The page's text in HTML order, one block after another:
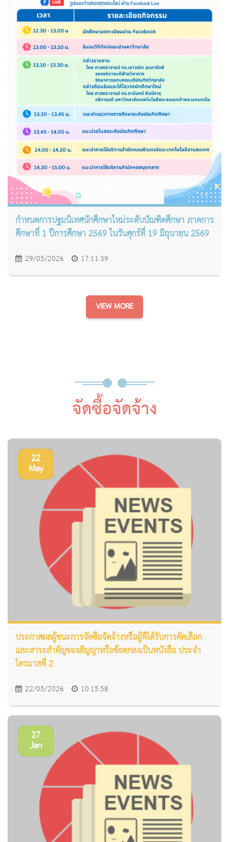
กำหนดการปฐมนิเทศนักศึกษาใหม่ระดับบัณฑิตศึกษา ภาคการ
ศึกษาที่ 1 ปีการศึกษา 2569 ในวันศุกร์ที่ 19 มิถุนายน 2569
29/05/2026 17:11:39
VIEW MORE
จัดซื้อจัดจ้าง
22
May
ประกาศผลผู้ชนะการจัดซื้อจัดจ้างหรือผู้ที่ได้รับการคัดเลือก
และสาระสำคัญของสัญญาหรือข้อตกลงเป็นหนังสือ ประจำ
ไตรมาสที่ 2
22/05/2026 10:15:58
27
Jan